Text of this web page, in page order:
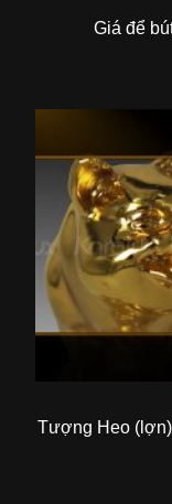
Giá để
Tượng Heo (lợn)